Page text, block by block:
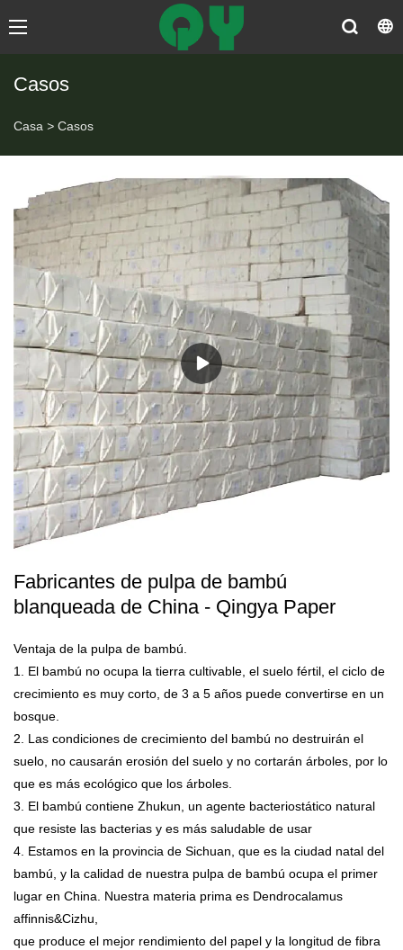
Casos
Casa > Casos
Fabricantes de pulpa de bambú
blanqueada de China - Qingya Paper
Ventaja de la pulpa de bambú.
1. El bambú no ocupa la tierra cultivable, el suelo fértil, el ciclo de
crecimiento es muy corto, de 3 a 5 años puede convertirse en un
bosque.
2. Las condiciones de crecimiento del bambú no destruirán el
suelo, no causarán erosión del suelo y no cortarán árboles, por lo
que es más ecológico que los árboles.
3. El bambú contiene Zhukun, un agente bacteriostático natural
que resiste las bacterias y es más saludable de usar
4. Estamos en la provincia de Sichuan, que es la ciudad natal del
bambú, y la calidad de nuestra pulpa de bambú ocupa el primer
lugar en China. Nuestra materia prima es Dendrocalamus
affinnis&Cizhu,
que produce el mejor rendimiento del papel y la longitud de fibra